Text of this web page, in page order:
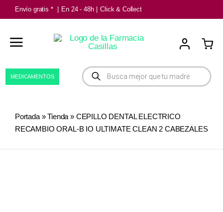
Saltar
al
contenido
Envío gratis * En 24 - 48h Click & Collect
Búsqueda
de
productos
MEDICAMENTOS
Portada»Tienda » CEPILLO DENTAL ELECTRICO
RECAMBIO ORAL-B IO ULTIMATE CLEAN 2 CABEZALES